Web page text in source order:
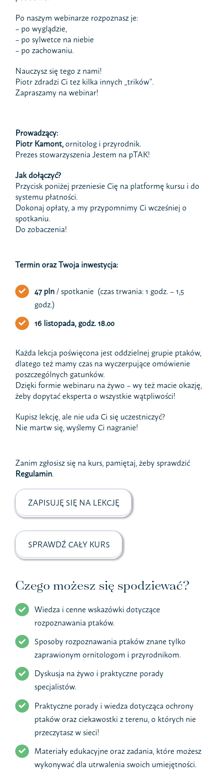
Po naszym webinarze rozpoznasz je:
– po wyglądzie,
– po sylwetce na niebie
– po zachowaniu.
Nauczysz się tego z nami!
Piotr zdradzi Ci tez kilka innych „trików”.
Zapraszamy na webinar!
Prowadzący:
Piotr Kamont,ornitolog i przyrodnik.
Prezes stowarzyszenia Jestem na pTAK!
Jak dołączyć?
Przycisk poniżej przeniesie Cię na platformę kursu i do
systemu płatności.
Dokonaj opłaty, a my przypomnimy Ci wcześniej o
spotkaniu.
Do zobaczenia!
Termin oraz Twoja inwestycja:
47 pln/ spotkanie (czas trwania: 1 godz. – 1,5
godz.)
16 listopada, godz. 18.00
Każda lekcja poświęcona jest oddzielnej grupie ptaków,
dlatego też mamy czas na wyczerpujące omówienie
poszczególnych gatunków.
Dzięki formie webinaru na żywo – wy też macie okazję,
żeby dopytać eksperta o wszystkie wątpliwości!
Kupisz lekcję, ale nie uda Ci się uczestniczyć?
Nie martw się, wyślemy Ci nagranie!
Zanim zgłosisz się na kurs, pamiętaj, żeby sprawdzić
Regulamin.
ZAPISUJĘ SIĘ NA LEKCJĘ
SPRAWDŹ CAŁY KURS
Czego możesz się spodziewać?
Wiedza i cenne wskazówki dotyczące
rozpoznawania ptaków.
Sposoby rozpoznawania ptaków znane tylko
zaprawionym ornitologom i przyrodnikom.
Dyskusja na żywo i praktyczne porady
specjalistów.
Praktyczne porady i wiedza dotycząca ochrony
ptaków oraz ciekawostki z terenu, o których nie
przeczytasz w sieci!
Materiały edukacyjne oraz zadania, które możesz
wykonywać dla utrwalenia swoich umiejętności.